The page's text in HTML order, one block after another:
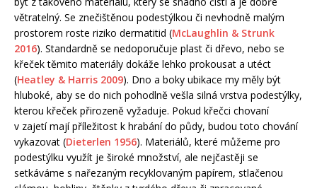
větratelný. Se znečištěnou podestýlkou či nevhodně malým
prostorem roste riziko dermatitid (McLaughlin & Strunk
2016). Standardně se nedoporučuje plast či dřevo, nebo se
křeček těmito materiály dokáže lehko prokousat a utéct
(Heatley & Harris 2009). Dno a boky ubikace my měly být
hluboké, aby se do nich pohodlně vešla silná vrstva podestýlky,
kterou křeček přirozeně vyžaduje. Pokud křečci chovaní
v zajetí mají příležitost k hrabání do půdy, budou toto chování
vykazovat (Dieterlen 1956). Materiálů, které můžeme pro
podestýlku využít je široké množství, ale nejčastěji se
setkáváme s nařezaným recyklovaným papírem, stlačenou